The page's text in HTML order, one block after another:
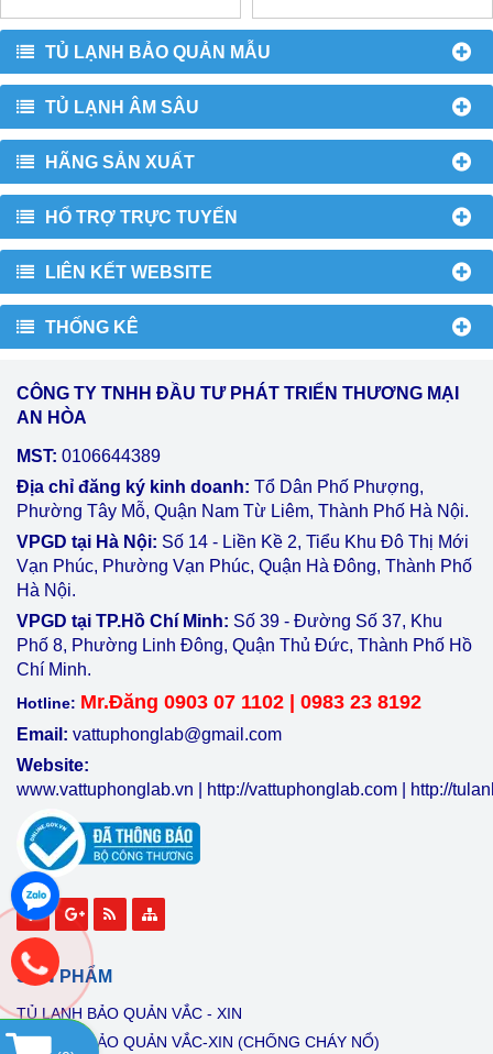
TỦ LẠNH BẢO QUẢN MẪU
TỦ LẠNH ÂM SÂU
HÃNG SẢN XUẤT
HỔ TRỢ TRỰC TUYẾN
LIÊN KẾT WEBSITE
THỐNG KÊ
CÔNG TY TNHH ĐẦU TƯ PHÁT TRIỂN THƯƠNG MẠI
AN HÒA
MST: 0106644389
Địa chỉ đăng ký kinh doanh: Tổ Dân Phố Phượng,
Phường Tây Mỗ, Quận Nam Từ Liêm, Thành Phố Hà Nội.
VPGD tại Hà Nội: Số 14 - Liền Kề 2, Tiểu Khu Đô Thị Mới
Vạn Phúc, Phường Vạn Phúc, Quận Hà Đông, Thành Phố
Hà Nội.
VPGD tại TP.Hồ Chí Minh: Số 39 - Đường Số 37, Khu
Phố 8, Phường Linh Đông, Quận Thủ Đức, Thành Phố Hồ
Chí Minh.
Hotline: Mr.Đăng 0903 07 1102 | 0983 23 8192
Email: vattuphonglab@gmail.com
Website:
www.vattuphonglab.vn
http://vattuphonglab.com http://
SẢN PHẨM
TỦ LẠNH BẢO QUẢN VẮC - XIN
TỦ LẠNH BẢO QUẢN VẮC-XIN (CHỐNG CHÁY NỔ)